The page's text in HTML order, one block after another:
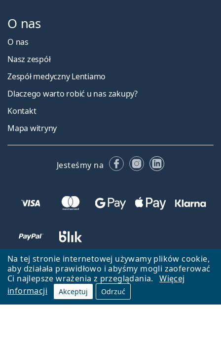
Na tej stronie internetowej używamy plików cookie,
aby działała prawidłowo i abyśmy mogli zaoferować
Ci najlepsze wrażenia z przeglądania.
Więcej
informacji
Akceptuj Odrzuć
O nas
O nas
Nasz zespół
Zespół medyczny Lentiamo
Dlaczego warto robić u nas zakupy?
Kontakt
Mapa witryny
Jesteśmy na FacebookuInstagramie
LinkedIn
Wróć do strony głównej